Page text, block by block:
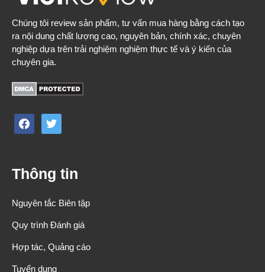
Chúng tôi review sản phẩm, tư vấn mua hàng bằng cách tạo
ra nội dung chất lượng cao, nguyên bản, chính xác, chuyên
nghiệp dựa trên trải nghiệm nghiệm thực tế và ý kiến của
chuyên gia.
facebooktwitter
Thông tin
Nguyên tắc Biên tập
Quy trình Đánh giá
Hợp tác, Quảng cáo
Tuyển dụng